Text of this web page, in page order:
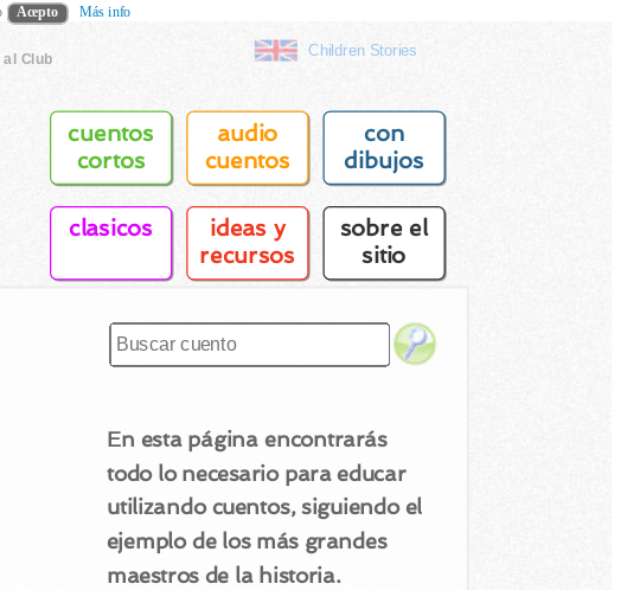
al Club
Children Stories
cuentos
cortos
audio
cuentos
con
dibujos
clasicos
ideas y
recursos
sobre el
sitio
En esta página encontrarás
todo lo necesario para educar
utilizando cuentos, siguiendo el
ejemplo de los más grandes
maestros de la historia.
Acepto Más info